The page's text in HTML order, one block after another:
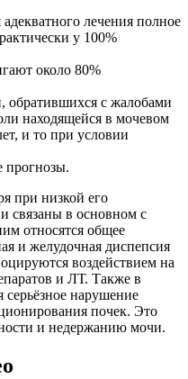
лечения полное
у 100%
около 80%
обратившихся с жалобами
находящейся в мочевом
и то при условии
прогнозы.
при низкой его
связаны в основном с
относятся общее
и желудочная диспепсия
воздействием на
и ЛТ. Также в
серьёзное нарушение
почек. Это
и недержанию мочи.